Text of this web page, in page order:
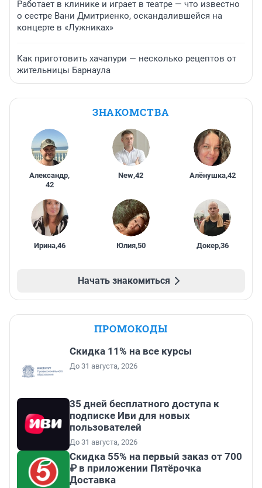
Работает в клинике и играет в театре — что известно
о сестре Вани Дмитриенко, оскандалившейся на
концерте в «Лужниках»
Как приготовить хачапури — несколько рецептов от
жительницы Барнаула
ЗНАКОМСТВА
Александр,
42
New,42 Алёнушка,42
Ирина,46 Юлия,50 Докер,36
Начать знакомиться
ПРОМОКОДЫ
Скидка 11% на все курсы
До 31 августа, 2026
35 дней бесплатного доступа к
подписке Иви для новых
пользователей
До 31 августа, 2026
Скидка 55% на первый заказ от 700
₽ в приложении Пятёрочка
Доставка